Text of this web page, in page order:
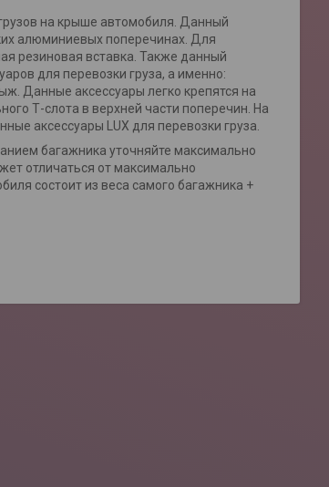
на крыше автомобиля. Данный
алюминиевых поперечинах. Для
резиновая вставка. Также данный
для перевозки груза, а именно:
Данные аксессуары легко крепятся на
Т-слота в верхней части поперечин. На
аксессуары LUX для перевозки груза.
багажника уточняйте максимально
отличаться от максимально
состоит из веса самого багажника +